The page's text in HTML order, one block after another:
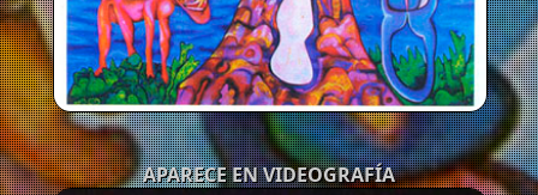
APARECE EN VIDEOGRAFÍA